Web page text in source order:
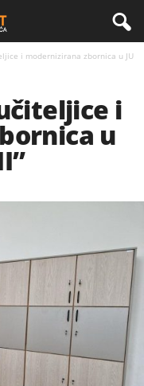
i modernizirana zbornica u JU
i
u